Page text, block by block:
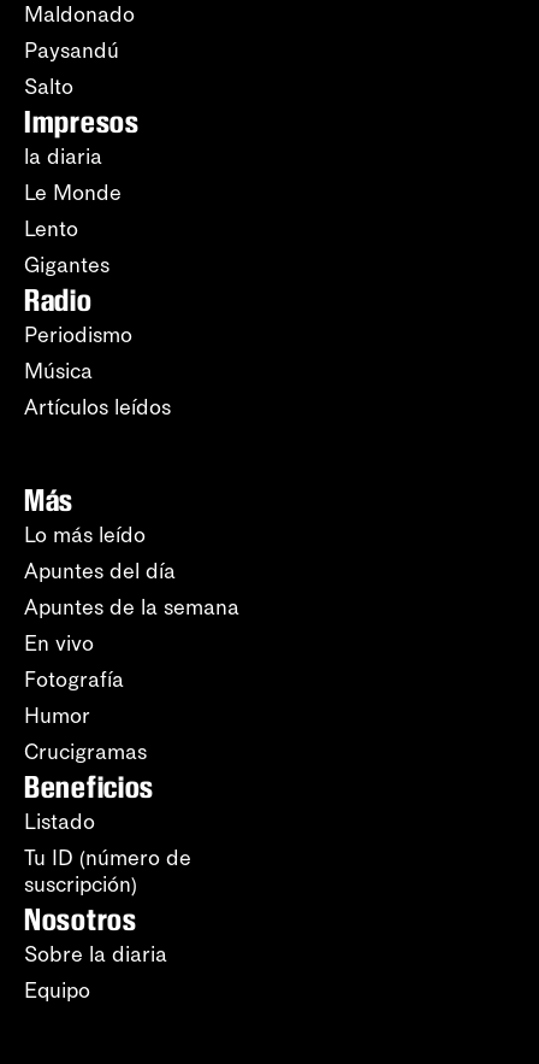
Maldonado
Paysandú
Salto
Impresos
la diaria
Le Monde
Lento
Gigantes
Radio
Periodismo
Música
Artículos leídos
Más
Lo más leído
Apuntes del día
Apuntes de la semana
En vivo
Fotografía
Humor
Crucigramas
Beneficios
Listado
Tu ID (número de
suscripción)
Nosotros
Sobre la diaria
Equipo